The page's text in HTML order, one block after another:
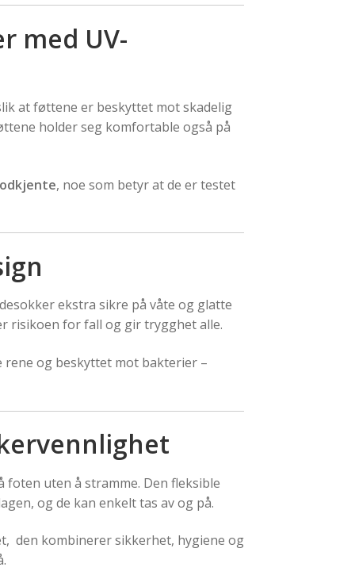
med UV-
at føttene er beskyttet mot skadelig
holder seg komfortable også på
, noe som betyr at de er testet
ekstra sikre på våte og glatte
risikoen for fall og gir trygghet alle.
og beskyttet mot bakterier –
uten å stramme. Den fleksible
og de kan enkelt tas av og på.
den kombinerer sikkerhet, hygiene og